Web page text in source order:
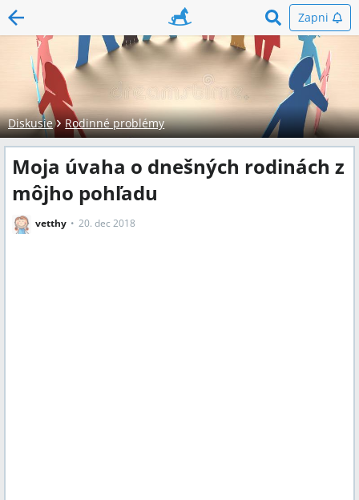
Zapni
Diskusie Rodinné problémy
Moja úvaha o dnešných rodinách z
môjho pohľadu
vetthy 20. dec 2018